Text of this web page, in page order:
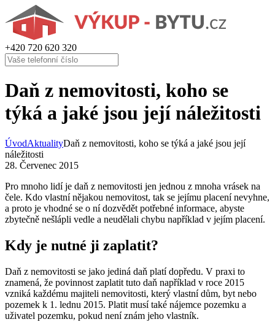
+420 720 620 320
Daň z nemovitosti, koho se
týká a jaké jsou její náležitosti
ÚvodAktualityDaň z nemovitosti, koho se týká a jaké jsou její
náležitosti
28. Červenec 2015
Pro mnoho lidí je daň z nemovitosti jen jednou z mnoha vrásek na
čele. Kdo vlastní nějakou nemovitost, tak se jejímu placení nevyhne,
a proto je vhodné se o ní dozvědět potřebné informace, abyste
zbytečně nešlápli vedle a neudělali chybu například v jejím placení.
Kdy je nutné ji zaplatit?
Daň z nemovitosti se jako jediná daň platí dopředu. V praxi to
znamená, že povinnost zaplatit tuto daň například v roce 2015
vzniká každému majiteli nemovitosti, který vlastní dům, byt nebo
pozemek k 1. lednu 2015. Platit musí také nájemce pozemku a
uživatel pozemku, pokud není znám jeho vlastník.